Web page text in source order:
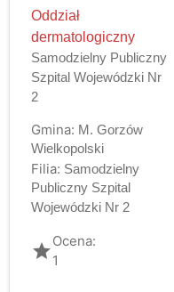
Oddział
dermatologiczny
Samodzielny Publiczny
Szpital Wojewódzki Nr
2
Gmina: M. Gorzów
Wielkopolski
Filia: Samodzielny
Publiczny Szpital
Wojewódzki Nr 2
gradeOcena:
1